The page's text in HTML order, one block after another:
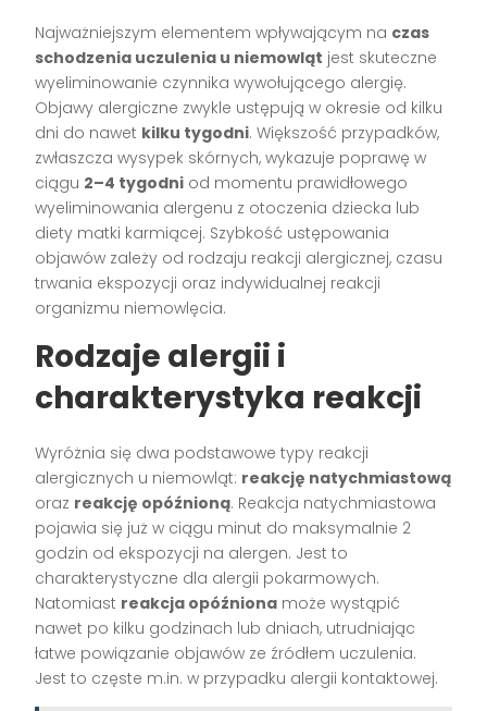
Najważniejszym elementem wpływającym na czas
schodzenia uczulenia u niemowląt jest skuteczne
wyeliminowanie czynnika wywołującego alergię.
Objawy alergiczne zwykle ustępują w okresie od kilku
dni do nawet kilku tygodni. Większość przypadków,
zwłaszcza wysypek skórnych, wykazuje poprawę w
ciągu 2–4 tygodni od momentu prawidłowego
wyeliminowania alergenu z otoczenia dziecka lub
diety matki karmiącej. Szybkość ustępowania
objawów zależy od rodzaju reakcji alergicznej, czasu
trwania ekspozycji oraz indywidualnej reakcji
organizmu niemowlęcia.
Rodzaje alergii i
charakterystyka reakcji
Wyróżnia się dwa podstawowe typy reakcji
alergicznych u niemowląt: reakcję natychmiastową
oraz reakcję opóźnioną. Reakcja natychmiastowa
pojawia się już w ciągu minut do maksymalnie 2
godzin od ekspozycji na alergen. Jest to
charakterystyczne dla alergii pokarmowych.
Natomiast reakcja opóźniona może wystąpić
nawet po kilku godzinach lub dniach, utrudniając
łatwe powiązanie objawów ze źródłem uczulenia.
Jest to częste m.in. w przypadku alergii kontaktowej.